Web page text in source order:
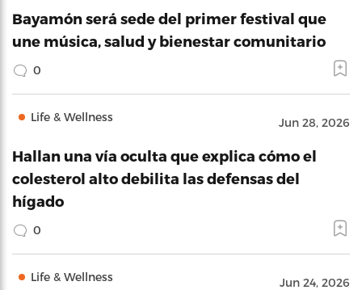
Bayamón será sede del primer festival que
une música, salud y bienestar comunitario
0
Life & Wellness Jun 28, 2026
Hallan una vía oculta que explica cómo el
colesterol alto debilita las defensas del
hígado
0
Life & Wellness Jun 24, 2026